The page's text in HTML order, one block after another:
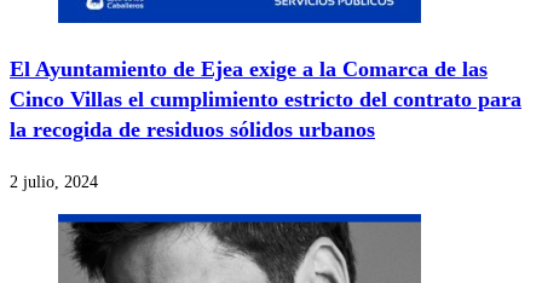
El Ayuntamiento de Ejea exige a la Comarca de las
Cinco Villas el cumplimiento estricto del contrato para
la recogida de residuos sólidos urbanos
2 julio, 2024